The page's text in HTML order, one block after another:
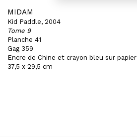
MIDAM
Kid Paddle, 2004
Tome 9
Planche 41
Gag 359
Encre de Chine et crayon bleu sur papier
37,5 x 29,5 cm